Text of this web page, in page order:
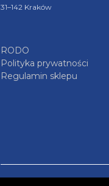
31–142 Kraków
RODO
Polityka prywatności
Regulamin sklepu